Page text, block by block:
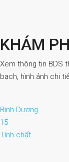
KHÁM
Xem thông tin BDS
bạch, hình ảnh chi
Bình Dương
15
Tính chất